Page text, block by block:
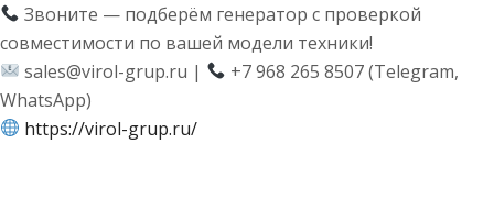
Звоните — подберём генератор с проверкой
совместимости по вашей модели техники!
sales@virol-grup.ru |
+7 968 265 8507 (Telegram,
WhatsApp)
https://virol-grup.ru/